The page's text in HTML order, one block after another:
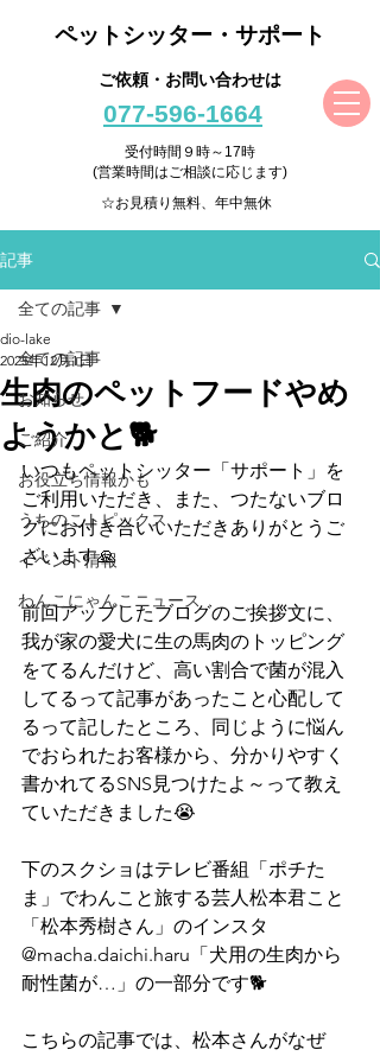
ペットシッター・サポート
ご依頼・お問い合わせは
077-596-1664
受付時間９時～17時
(営業時間はご相談に応じます)
☆お見積り無料、年中無休
記事
全ての記事
お知らせ
ご紹介
お役立ち情報かも
うちのこトピックス
イベント情報
わんこにゃんこニュース
全ての記事
生肉のペットフードやめ
ようかと🐕
dio-lake
2025年12月1日
いつもペットシッター「サポート」を
ご利用いただき、また、つたないブロ
グにお付き合いいただきありがとうご
ざいます🙏
前回アップしたブログのご挨拶文に、
我が家の愛犬に生の馬肉のトッピング
をてるんだけど、高い割合で菌が混入
してるって記事があったこと心配して
るって記したところ、同じように悩ん
でおられたお客様から、分かりやすく
書かれてるSNS見つけたよ～って教え
ていただきました😭
下のスクショはテレビ番組「ポチた
ま」でわんこと旅する芸人松本君こと
「松本秀樹さん」のインスタ
@macha.daichi.haru「犬用の生肉から
耐性菌が…」の一部分です🐕
こちらの記事では、松本さんがなぜ